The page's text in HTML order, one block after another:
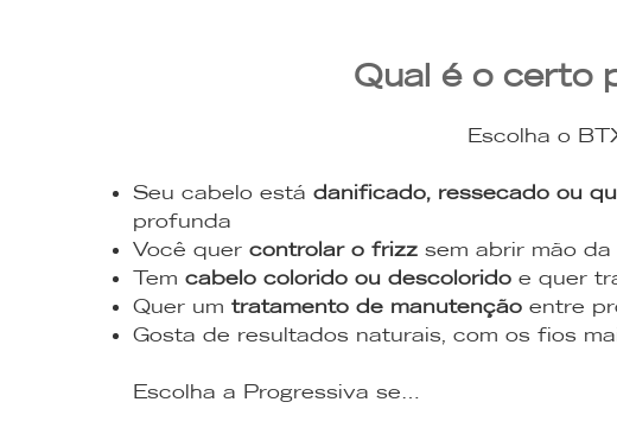
Qual é o certo
Escolha o
Seu cabelo está danificado, ressecado ou
profunda
Você quer controlar o frizz sem abrir mão
Tem cabelo colorido ou descolorido e quer
Quer um tratamento de manutenção entre
Gosta de resultados naturais, com os fios
Escolha a Progressiva se…